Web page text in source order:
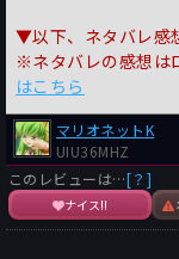
▼以下、ネタバレ感
※ネタバレの感想は
はこちら
マリオネットK
UIU36MHZ
このレビューは…[？]
ナイス!!